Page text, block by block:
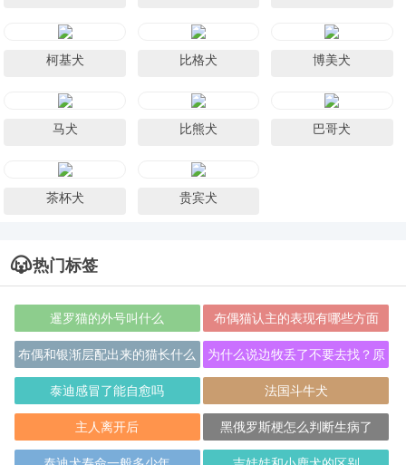
柯基犬 比格犬 博美犬
马犬 比熊犬 巴哥犬
茶杯犬 贵宾犬
热门标签
暹罗猫的外号叫什么 布偶猫认主的表现有哪些方面
布偶和银渐层配出来的猫长什么
样
为什么说边牧丢了不要去找？原
因居然是？
泰迪感冒了能自愈吗 法国斗牛犬
主人离开后 黑俄罗斯梗怎么判断生病了